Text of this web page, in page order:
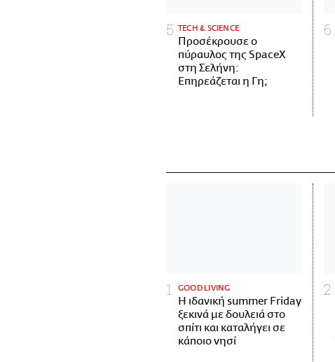
ΤECH & SCIENCE
Προσέκρουσε ο
πύραυλος της SpaceX
στη Σελήνη:
Επηρεάζεται η Γη;
GOOD LIVING
Η ιδανική summer Friday
ξεκινά με δουλειά στο
σπίτι και καταλήγει σε
κάποιο νησί